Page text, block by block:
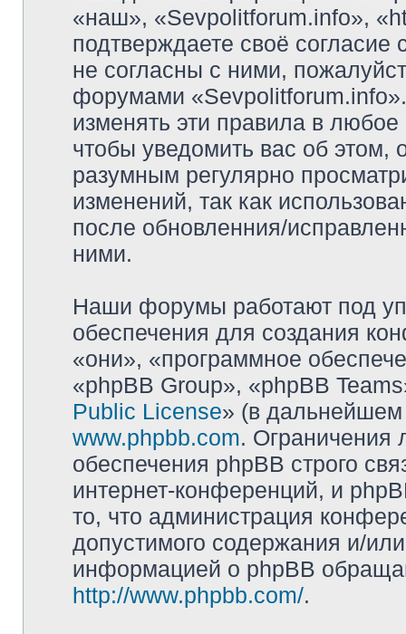
«наш», «Sevpolitforum.info»,
подтверждаете своё
не согласны с ними,
форумами
изменять эти правила в
чтобы уведомить вас об
разумным регулярно
изменений, так как
после обновленния/
ними.
Наши форумы работают под
обеспечения для создания
«они», «программное
«phpBB Group», «phpBB
Public License» (в дальнейшем
www.phpbb.com. Ограничения
обеспечения phpBB строго
интернет-конференций, и
то, что администрация
допустимого содержания и/
информацией о phpBB
http://www.phpbb.com/.